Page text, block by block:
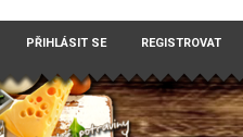
PŘIHLÁSIT SE REGISTROVAT